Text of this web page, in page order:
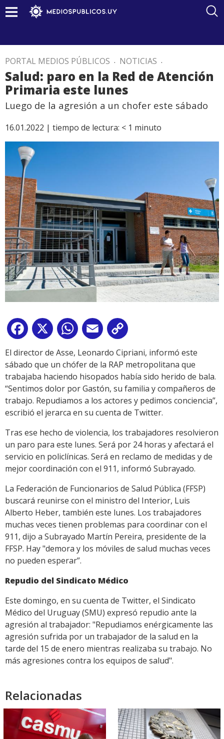
PORTAL MEDIOS PÚBLICOS . NOTICIAS .
Salud: paro en la Red de Atención
Primaria este lunes
Luego de la agresión a un chofer este sábado
16.01.2022 | tiempo de lectura: < 1 minuto
Facebook
X WhatsApp
Email
Link
El director de Asse, Leonardo Cipriani, informó este
sábado que un chófer de la RAP metropolitana que
trabajaba haciendo hisopados había sido herido de bala.
“Sentimos dolor por Gastón, su familia y compañeros de
trabajo. Repudiamos a los actores y pedimos conciencia”,
escribió el jerarca en su cuenta de Twitter.
Tras ese hecho de violencia, los trabajadores resolvieron
un paro para este lunes. Será por 24 horas y afectará el
servicio en policlínicas. Será en reclamo de medidas y de
mejor coordinación con el 911, informó Subrayado.
La Federación de Funcionarios de Salud Pública (FFSP)
buscará reunirse con el ministro del Interior, Luis
Alberto Heber, también este lunes. Los trabajadores
muchas veces tienen problemas para coordinar con el
911, dijo a Subrayado Martín Pereira, presidente de la
FFSP. Hay "demora y los móviles de salud muchas veces
no pueden esperar”.
Repudio del Sindicato Médico
Este domingo, en su cuenta de Twitter, el Sindicato
Médico del Uruguay (SMU) expresó repudio ante la
agresión al trabajador: "Repudiamos enérgicamente las
agresión sufrida por un trabajador de la salud en la
tarde del 15 de enero mientras realizaba su trabajo. No
más agresiones contra los equipos de salud".
Relacionadas